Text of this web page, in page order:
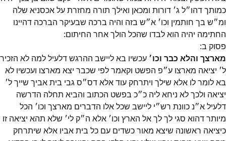
כמותך דהו״ל ג׳ דורות ומכאן ואילך תורה מחזרת על אכסניא שלה
ומ״ש בך חותמין וכו׳ א״ש בזה והיה ברכה שבעיקר הברכה דהיינו
החתימה יהיה הוא לבדו שהכל הולך אחר החיתום:
פסוק ב:
מארצך והלא כבר וכו׳ עכשיו בא ליישב ההרגש דלעיל למה לא הזכיר
ל׳ יציאה מארצו ע״פ הפשט וקאמר לפי שכבר יצא מארצו ועכשיו לא
בא לומר לו אלא שילך ויתרחק עוד אלא דס״ס גבי בית אביך שייך ל׳
יציאה ולכך לא ניחא ליה כ״כ בפשט הכתוב והביא תחלה הדרשה
דלעיל א״נ כוונת רש״י ליישב שכל אלו הדברים מארצך וכו׳ הכל
מיותר דהוא סגי לך לך אל הארץ וכו׳ אלא ה״ק לי׳ שלא תהא יציאה זו
כיציאה ראשונה שיצא מאור כשדים עם כל בית אביו אלא שיתרחק